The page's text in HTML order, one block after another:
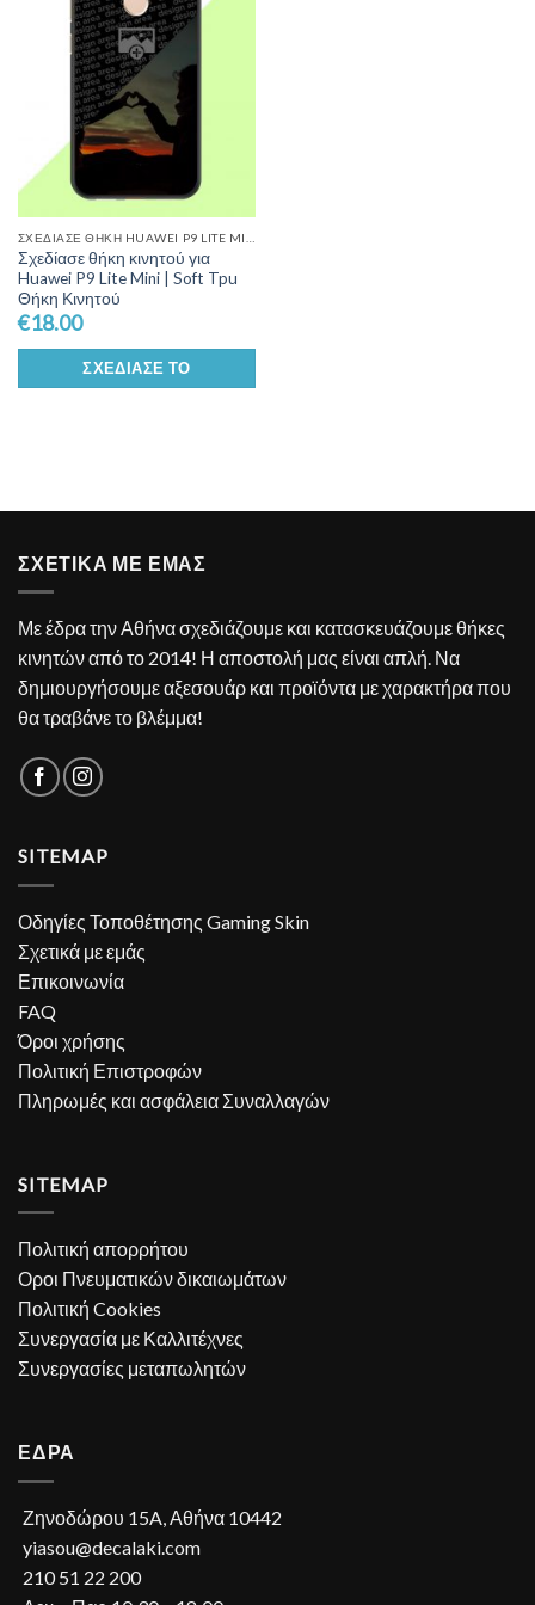
Wishlist
Σχεδίασε θήκη κινητού για
Huawei P9 Lite Mini | Soft Tpu
Θήκη Κινητού
€18.00
ΣΧΕΔΊΑΣΕ ΤΟ
ΣΧΕΤΙΚΑ ΜΕ ΕΜΑΣ
Με έδρα την Αθήνα σχεδιάζουμε και κατασκευάζουμε θήκες
κινητών από το 2014! Η αποστολή μας είναι απλή. Να
δημιουργήσουμε αξεσουάρ και προϊόντα με χαρακτήρα που
θα τραβάνε το βλέμμα!
SITEMAP
Οδηγίες Τοποθέτησης Gaming Skin
Σχετικά με εμάς
Επικοινωνία
FAQ
Όροι χρήσης
Πολιτική Επιστροφών
Πληρωμές και ασφάλεια Συναλλαγών
SITEMAP
Πολιτική απορρήτου
Οροι Πνευματικών δικαιωμάτων
Πολιτική Cookies
Συνεργασία με Καλλιτέχνες
Συνεργασίες μεταπωλητών
ΕΔΡΑ
Ζηνοδώρου 15A, Αθήνα 10442
yiasou@decalaki.com
210 51 22 200